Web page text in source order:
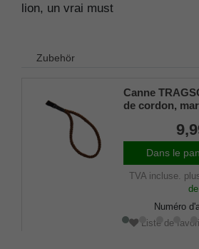
lion, un vrai must
Zubehör
Canne
de cordon,
Dans le
TVA incluse.
Numéro
Liste de